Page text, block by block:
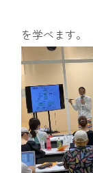
を学べます。